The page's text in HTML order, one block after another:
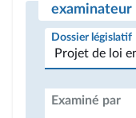
examinateur
Dossier législatif
Examiné par